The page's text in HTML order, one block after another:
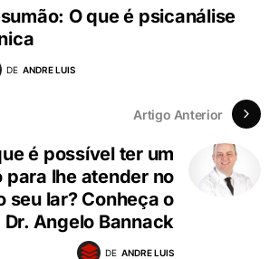
O que é psicanálise
DE ANDRE LUIS
Artigo Anterior
é possível ter um
para lhe atender no
seu lar? Conheça o
Dr. Angelo Bannack
DE ANDRE LUIS